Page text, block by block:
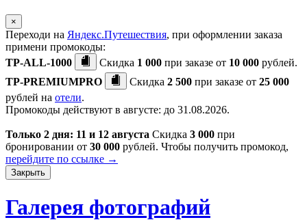
×
Переходи на Яндекс.Путешествия, при оформлении заказа
примени промокоды:
TP-ALL-1000
Скидка 1 000 при заказе от 10 000 рублей.
TP-PREMIUMPRO
Скидка 2 500 при заказе от 25 000
рублей на отели.
Промокоды действуют в августе: до 31.08.2026.
Только 2 дня: 11 и 12 августа Скидка 3 000 при
бронировании от 30 000 рублей. Чтобы получить промокод,
перейдите по ссылке →
Закрыть
Галерея фотографий